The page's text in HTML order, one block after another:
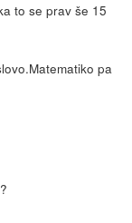
to se prav še 15
pa